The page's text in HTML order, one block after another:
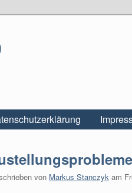
von Markus Stanczyk am